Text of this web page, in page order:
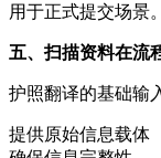
用于正式提交场景。
五、扫描资料在流
护照翻译的基础输
提供原始信息载体